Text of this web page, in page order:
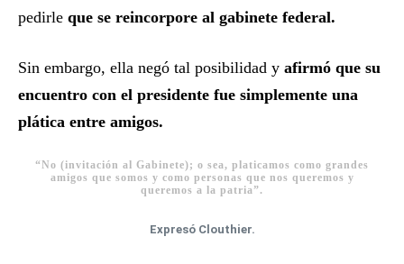
pedirle que se reincorpore al gabinete federal.
Sin embargo, ella negó tal posibilidad y afirmó que su
encuentro con el presidente fue simplemente una
plática entre amigos.
“No (invitación al Gabinete); o sea, platicamos como grandes
amigos que somos y como personas que nos queremos y
queremos a la patria”.
Expresó Clouthier.